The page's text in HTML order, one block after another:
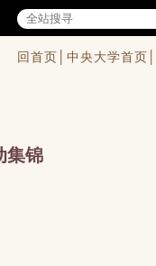
回首页│ 中央大学首页│
集锦